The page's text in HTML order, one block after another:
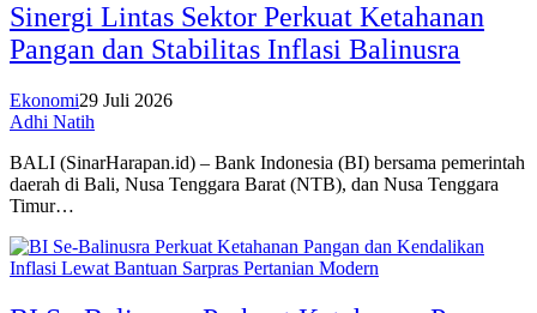
Sinergi Lintas Sektor Perkuat Ketahanan
Pangan dan Stabilitas Inflasi Balinusra
Ekonomi29 Juli 2026
Adhi Natih
BALI (SinarHarapan.id) – Bank Indonesia (BI) bersama pemerintah
daerah di Bali, Nusa Tenggara Barat (NTB), dan Nusa Tenggara
Timur…